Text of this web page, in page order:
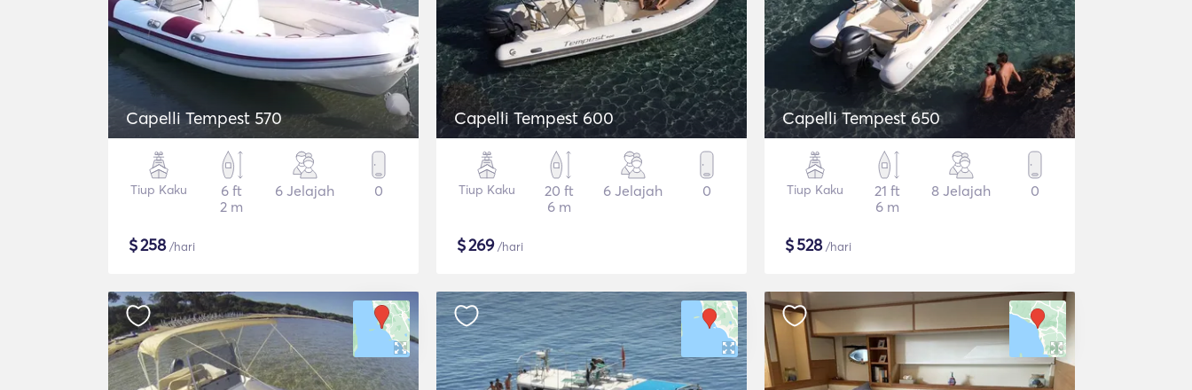
Capelli Tempest 570
Tiup Kaku
6 ft
2 m
6 Jelajah 0
$258/hari
Capelli Tempest 600
Tiup Kaku
20 ft
6 m
6 Jelajah 0
$269/hari
Capelli Tempest 650
Tiup Kaku
21 ft
6 m
8 Jelajah 0
$528/hari